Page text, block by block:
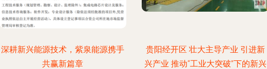
深耕新兴能源技术，紫泉能源携手
共赢新篇章
贵阳经开区 壮大主导产业 引进新
兴产业 推动“工业大突破”下的新兴